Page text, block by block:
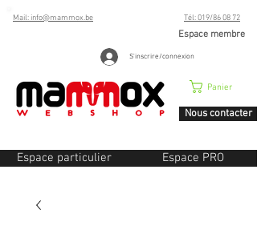
Mail: info@mammox.be Tél: 019/86 08 72
Espace membre
S'inscrire/connexion
Panier
Nous contacter
Espace particulier Espace PRO